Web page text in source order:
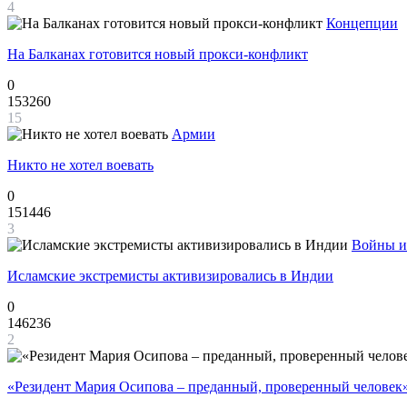
4
Концепции
На Балканах готовится новый прокси-конфликт
0
153260
15
Армии
Никто не хотел воевать
0
151446
3
Войны
Исламские экстремисты активизировались в Индии
0
146236
2
«Резидент Мария Осипова – преданный, проверенный